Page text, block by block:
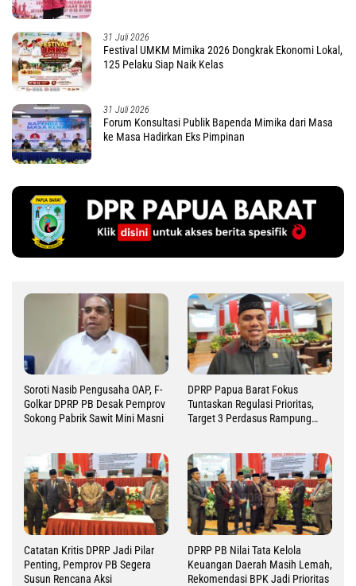
31 Juli 2026
Festival UMKM Mimika 2026 Dongkrak Ekonomi Lokal,
125 Pelaku Siap Naik Kelas
31 Juli 2026
Forum Konsultasi Publik Bapenda Mimika dari Masa
ke Masa Hadirkan Eks Pimpinan
Soroti Nasib Pengusaha OAP, F-
Golkar DPRP PB Desak Pemprov
Sokong Pabrik Sawit Mini Masni
DPRP Papua Barat Fokus
Tuntaskan Regulasi Prioritas,
Target 3 Perdasus Rampung
Catatan Kritis DPRP Jadi Pilar
Penting, Pemprov PB Segera
Susun Rencana Aksi
DPRP PB Nilai Tata Kelola
Keuangan Daerah Masih Lemah,
Rekomendasi BPK Jadi Prioritas